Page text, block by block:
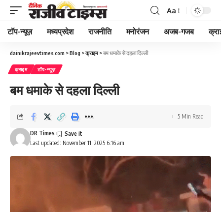
Font
Resizer
Aa
टॉप-न्यूज़ मध्यप्रदेश राजनीति मनोरंजन अजब-गजब
dainikrajeevtimes.com >Blog >क्राइम>बम धमाके से दहला दिल्ली
क्राइम टॉप-न्यूज़
बम धमाके से दहला दिल्ली
Last updated: November 11, 2025 6:16 am
DR Times
5 Min Read